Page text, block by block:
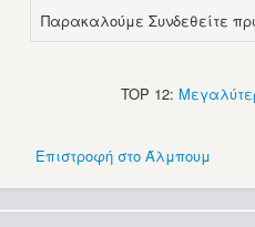
Παρακαλούμε Συνδεθείτε
TOP 12:
Επιστροφή στο Άλμπουμ